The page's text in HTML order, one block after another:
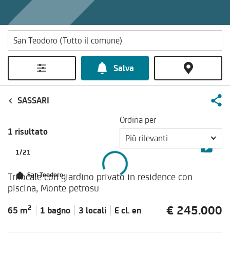
Salva
SASSARI
1 risultato
Ordina per
Più rilevanti
San Teodoro
1/21
Trilocale con giardino privato in residence con
piscina, Monte petrosu
65 m2 1 bagno 3 locali E cl. en € 245.000